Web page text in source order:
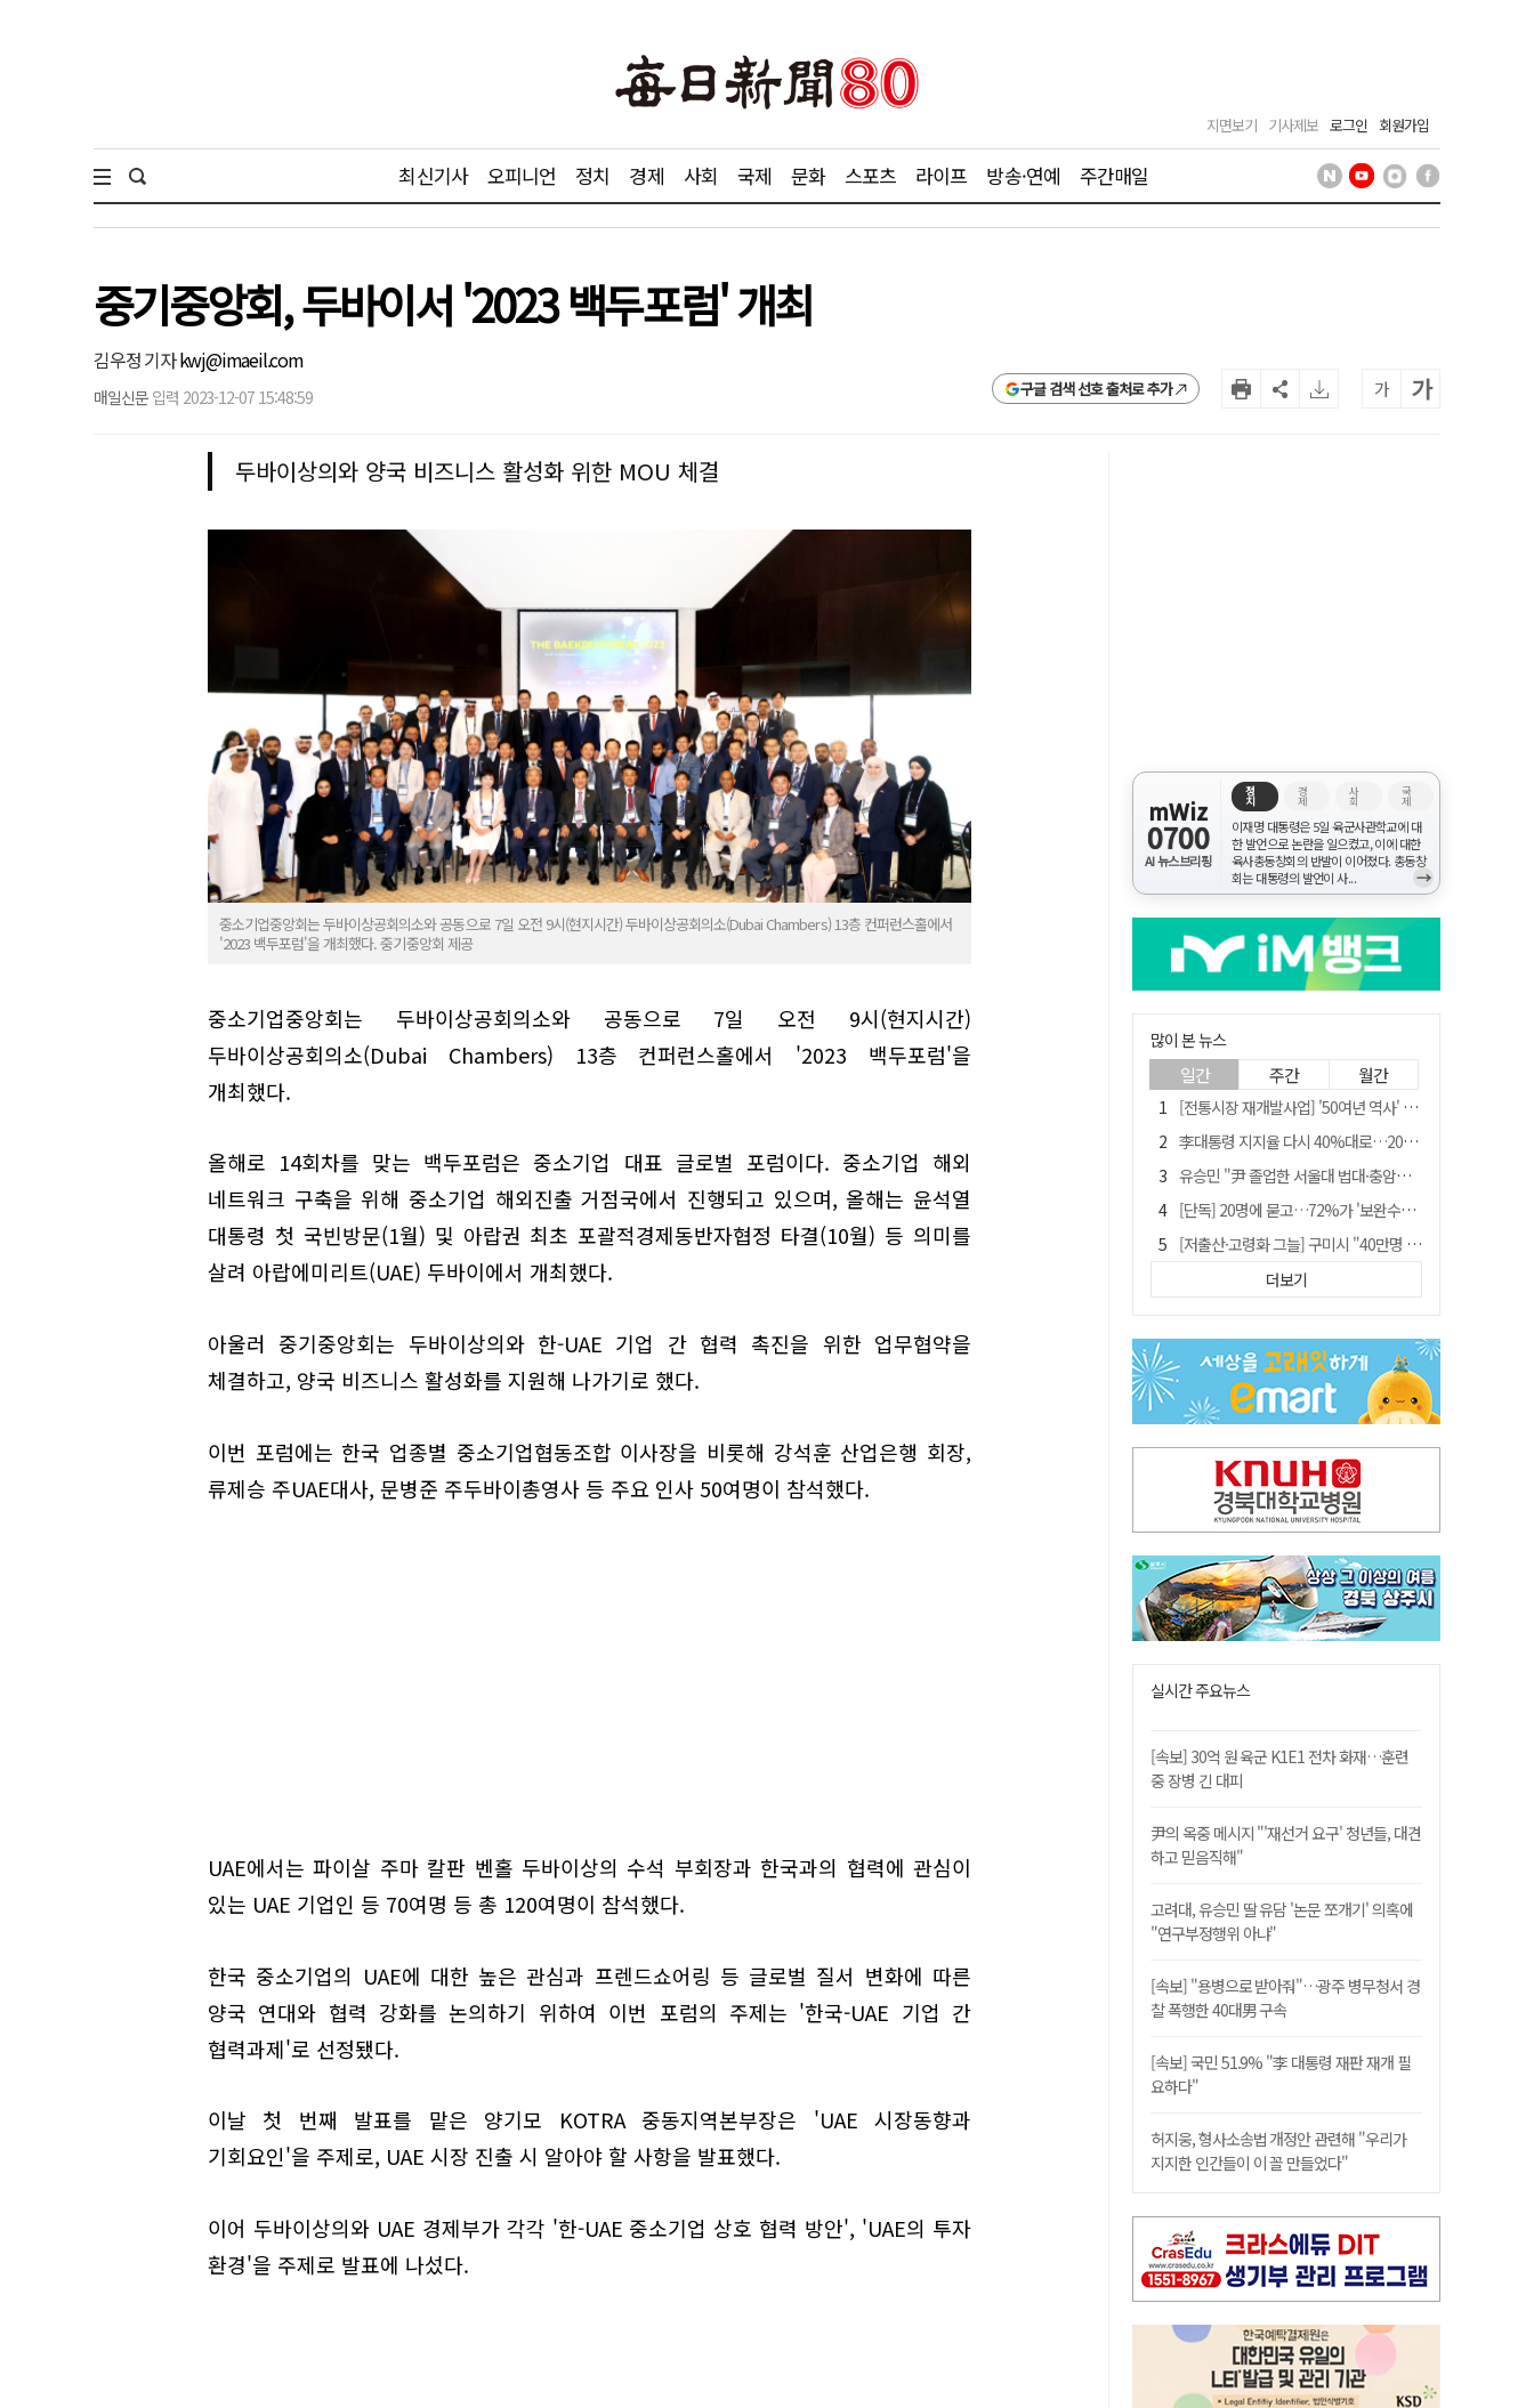
지면보기 기사제보 로그인 회원가입
최신기사 오피니언 정치 경제 사회 국제 문화 스포츠 라이프 방송·연예 주간매일
중기중앙회, 두바이서 '2023 백두포럼' 개최
김우정 기자kwj@imaeil.com
매일신문 입력 2023-12-07 15:48:59 구글 검색 선호 출처로 추가 가 가
두바이상의와 양국 비즈니스 활성화 위한 MOU 체결
중소기업중앙회는 두바이상공회의소와 공동으로 7일 오전 9시(현지시간) 두바이상공회의소(Dubai Chambers) 13층 컨퍼런스홀에서
'2023 백두포럼'을 개최했다. 중기중앙회 제공
중소기업중앙회는 두바이상공회의소와 공동으로 7일 오전 9시(현지시간)
두바이상공회의소(Dubai Chambers) 13층 컨퍼런스홀에서 '2023 백두포럼'을
개최했다.
올해로 14회차를 맞는 백두포럼은 중소기업 대표 글로벌 포럼이다. 중소기업 해외
네트워크 구축을 위해 중소기업 해외진출 거점국에서 진행되고 있으며, 올해는 윤석열
대통령 첫 국빈방문(1월) 및 아랍권 최초 포괄적경제동반자협정 타결(10월) 등 의미를
살려 아랍에미리트(UAE) 두바이에서 개최했다.
아울러 중기중앙회는 두바이상의와 한-UAE 기업 간 협력 촉진을 위한 업무협약을
체결하고, 양국 비즈니스 활성화를 지원해 나가기로 했다.
이번 포럼에는 한국 업종별 중소기업협동조합 이사장을 비롯해 강석훈 산업은행 회장,
류제승 주UAE대사, 문병준 주두바이총영사 등 주요 인사 50여명이 참석했다.
UAE에서는 파이살 주마 칼판 벤홀 두바이상의 수석 부회장과 한국과의 협력에 관심이
있는 UAE 기업인 등 70여명 등 총 120여명이 참석했다.
한국 중소기업의 UAE에 대한 높은 관심과 프렌드쇼어링 등 글로벌 질서 변화에 따른
양국 연대와 협력 강화를 논의하기 위하여 이번 포럼의 주제는 '한국-UAE 기업 간
협력과제'로 선정됐다.
이날 첫 번째 발표를 맡은 양기모 KOTRA 중동지역본부장은 'UAE 시장동향과
기회요인'을 주제로, UAE 시장 진출 시 알아야 할 사항을 발표했다.
이어 두바이상의와 UAE 경제부가 각각 '한-UAE 중소기업 상호 협력 방안', 'UAE의 투자
환경'을 주제로 발표에 나섰다.
mWiz
0700
AI 뉴스브리핑
정
치
경
제
사
회
국
제
이재명 대통령은 5일 육군사관학교에 대
한 발언으로 논란을 일으켰고, 이에 대한
육사총동창회의 반발이 이어졌다. 총동창
회는 대통령의 발언이 사...
→
많이 본 뉴스
일간 주간 월간
[전통시장 재개발사업] '50여년 역사' 수성시장 자리에 25층 주상복합 들어선다
李대통령 지지율 다시 40%대로…20대는 18.8%p 급락
유승민 "尹 졸업한 서울대 법대·충암고도 없애야"…李 육사 통합 직격
[단독] 20명에 묻고…72%가 '보완수사권 폐지'?
[저출산·고령화 그늘] 구미시 "40만명 사수" 고령군 "3만명대 회복"
[전통시장 재개발사업] 신천시장 재개발, 준공 후에도 소송전
안동-사가에, "50년 우정 넘어 미래 50년 함께 연다"
[인사]경상북도
"김용민, 흑백논리로 세상 보는 듯" 검찰 내부서 지탄
더보기
실시간 주요뉴스
[속보] 30억 원 육군 K1E1 전차 화재…훈련
중 장병 긴 대피
尹의 옥중 메시지 "'재선거 요구' 청년들, 대견
하고 믿음직해"
고려대, 유승민 딸 유담 '논문 쪼개기' 의혹에
"연구부정행위 아냐"
[속보] "용병으로 받아줘"…광주 병무청서 경
찰 폭행한 40대男 구속
[속보] 국민 51.9% "李 대통령 재판 재개 필
요하다"
허지웅, 형사소송법 개정안 관련해 "우리가
지지한 인간들이 이 꼴 만들었다"